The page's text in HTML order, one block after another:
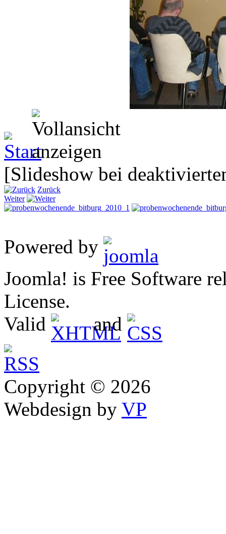
[Slideshow bei
Zurück
Weiter
Powered by
Joomla! is Free Software
License.
Valid
and
Copyright © 2026
Webdesign by VP